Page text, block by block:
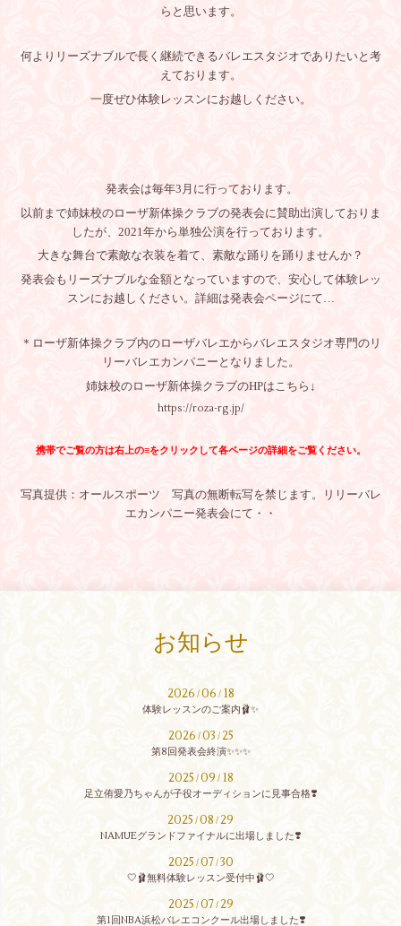
らと思います。
何よりリーズナブルで長く継続できるバレエスタジオでありたいと考
えております。
一度ぜひ体験レッスンにお越しください。
発表会は毎年3月に行っております。
以前まで姉妹校のローザ新体操クラブの発表会に賛助出演しておりま
したが、2021年から単独公演を行っております。
大きな舞台で素敵な衣装を着て、素敵な踊りを踊りませんか？
発表会もリーズナブルな金額となっていますので、安心して体験レッ
スンにお越しください。詳細は発表会ページにて…
＊ローザ新体操クラブ内のローザバレエからバレエスタジオ専門のリ
リーバレエカンパニーとなりました。
姉妹校のローザ新体操クラブのHPはこちら↓
https://roza-rg.jp/
携帯でご覧の方は右上の≡をクリックして各ページの詳細をご覧ください。
写真提供：オールスポーツ 写真の無断転写を禁じます。リリーバレ
エカンパニー発表会にて・・
お知らせ
2026 /06 / 18
体験レッスンのご案内🩰✨
2026 /03 /25
第8回発表会終演✨✨✨
2025 /09 / 18
足立侑愛乃ちゃんが子役オーディションに見事合格❣️
2025 /08 /29
NAMUEグランドファイナルに出場しました❣️
2025 /07/30
🤍🩰無料体験レッスン受付中🩰🤍
2025 /07/29
第1回NBA浜松バレエコンクール出場しました❣️